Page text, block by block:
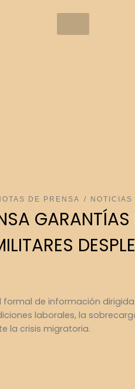
DE PRENSA NOTICIAS
de información
laborales, la
la crisis migratoria.